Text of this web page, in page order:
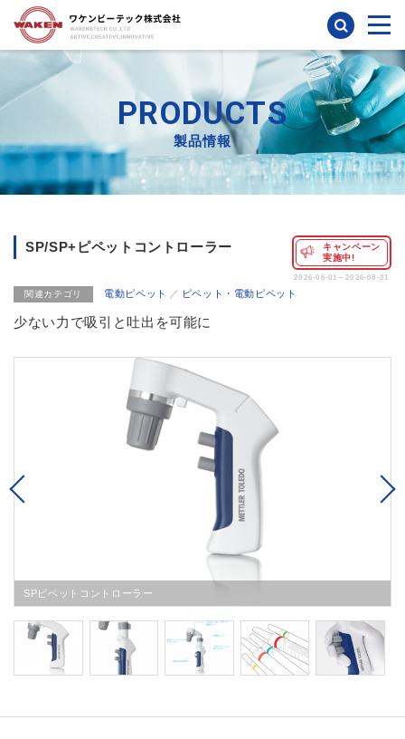
検索
PRODUCTS
製品情報
SP/SP+ピペットコントローラー
キャンペーン
実施中!
2026-06-01～2026-08-31
関連カテゴリ 電動ピペット ピペット・電動ピペット
少ない力で吸引と吐出を可能に
SPピペットコントローラー